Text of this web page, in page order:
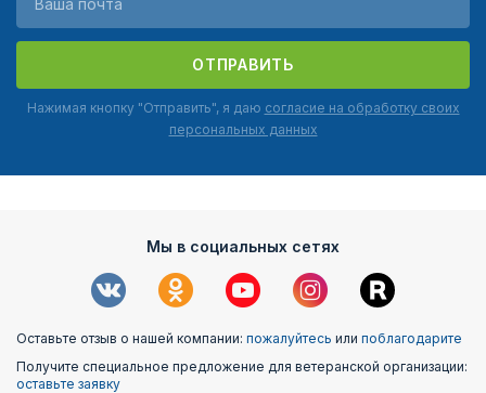
ОТПРАВИТЬ
Нажимая кнопку "Отправить", я даю согласие на обработку своих
персональных данных
Мы в социальных сетях
Оставьте отзыв о нашей компании: пожалуйтесь или поблагодарите
Получите специальное предложение для ветеранской организации:
оставьте заявку